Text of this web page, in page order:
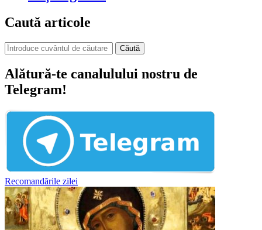
Caută articole
Căută
Alătură-te canalulului nostru de
Telegram!
Recomandările zilei